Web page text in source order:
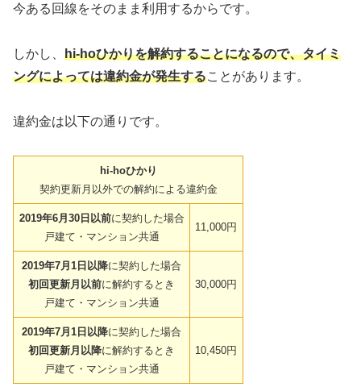
今ある回線をそのまま利用するからです。
しかし、 hi-hoひかりを解約することになるので、タイミ
ングによっては違約金が発生することがあります。
違約金は以下の通りです。
hi-hoひかり
契約更新月以外での解約による違約金
2019年6月30日以前に契約した場合
戸建て・マンション共通
11,000円
2019年7月1日以降に契約した場合
初回更新月以前に解約するとき
戸建て・マンション共通
30,000円
2019年7月1日以降に契約した場合
初回更新月以降に解約するとき
戸建て・マンション共通
10,450円